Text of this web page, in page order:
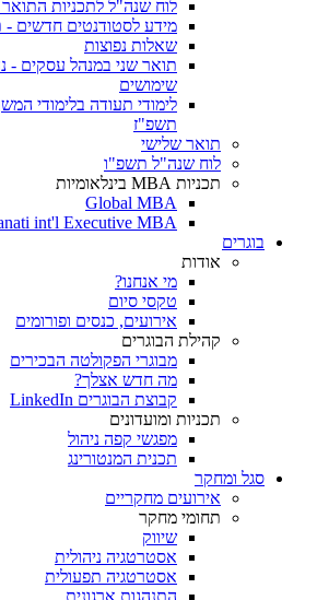
לוח שנה"ל לתכניות
מידע לסטודנטים חדשים -
שאלות נפוצות
תואר שני במנהל עסקים -
שימושים
לימודי תעודה בלימודי
תשפ"ז
תואר שלישי
לוח שנה"ל תשפ"ו
תכניות MBA בינלאומיות
Global MBA
int'l Executive MBA
בוגרים
אודות
מי אנחנו?
טקסי סיום
אירועים, כנסים ופורומים
קהילת הבוגרים
מבוגרי הפקולטה הבכירים
מה חדש אצלך?
קבוצת הבוגרים LinkedIn
תכניות ומועדונים
מפגשי קפה ניהול
תכנית המנטורינג
סגל ומחקר
אירועים מחקריים
תחומי מחקר
שיווק
אסטרטגיה ניהולית
אסטרטגיה תפעולית
התנהגות ארגונית